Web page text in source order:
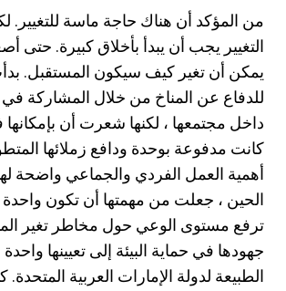
من المؤكد أن هناك حاجة ماسة
التغيير يجب أن يبدأ بأخلاق كبيرة. حتى
يمكن أن تغير كيف سيكون المستقبل.
للدفاع عن المناخ من خلال المشاركة
داخل مجتمعها ، لكنها شعرت أن بإمكانها
كانت مدفوعة بوحدة ودافع زملائها
أهمية العمل الفردي والجماعي واضحة
الحين ، جعلت من مهمتها أن تكون واحدة
ترفع مستوى الوعي حول مخاطر تغير
جهودها في حماية البيئة إلى تعيينها
الطبيعة لدولة الإمارات العربية المتحدة.